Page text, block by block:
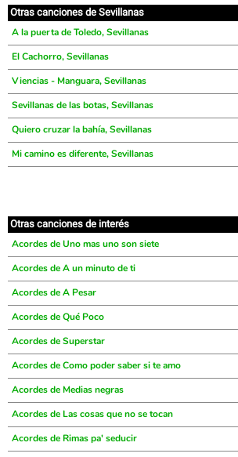
Otras canciones de Sevillanas
A la puerta de Toledo, Sevillanas
El Cachorro, Sevillanas
Viencias - Manguara, Sevillanas
Sevillanas de las botas, Sevillanas
Quiero cruzar la bahía, Sevillanas
Mi camino es diferente, Sevillanas
Otras canciones de interés
Acordes de Uno mas uno son siete
Acordes de A un minuto de ti
Acordes de A Pesar
Acordes de Qué Poco
Acordes de Superstar
Acordes de Como poder saber si te amo
Acordes de Medias negras
Acordes de Las cosas que no se tocan
Acordes de Rimas pa' seducir